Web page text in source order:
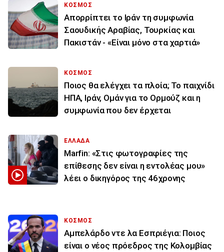
ΚΟΣΜΟΣ
Απορρίπτει το Ιράν τη συμφωνία
Σαουδικής Αραβίας, Τουρκίας και
Πακιστάν - «Είναι μόνο στα χαρτιά»
ΚΟΣΜΟΣ
Ποιος θα ελέγχει τα πλοία; Το παιχνίδι
ΗΠΑ, Ιράν, Ομάν για το Ορμούζ και η
συμφωνία που δεν έρχεται
ΕΛΛΑΔΑ
Marfin: «Στις φωτογραφίες της
επίθεσης δεν είναι η εντολέας μου»
λέει ο δικηγόρος της 46χρονης
ΚΟΣΜΟΣ
Αμπελάρδο ντε λα Εσπριέγια: Ποιος
είναι ο νέος πρόεδρος της Κολομβίας